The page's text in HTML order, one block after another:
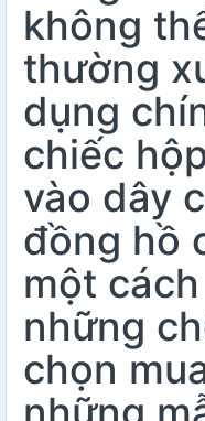
không
thường
dụng
chiếc
vào dây
đồng hồ
một
những
chọn